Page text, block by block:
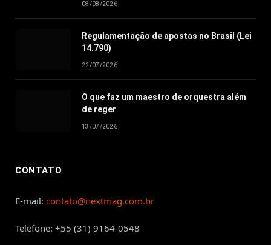
08/08/2026
Regulamentação de apostas no Brasil (Lei
14.790)
22/07/2026
O que faz um maestro de orquestra além
de reger
13/07/2026
CONTATO
E-mail: contato@nextmag.com.br
Telefone: +55 (31) 9164-0548